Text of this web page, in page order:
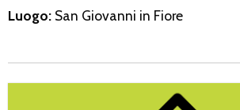
Luogo: San Giovanni in Fiore